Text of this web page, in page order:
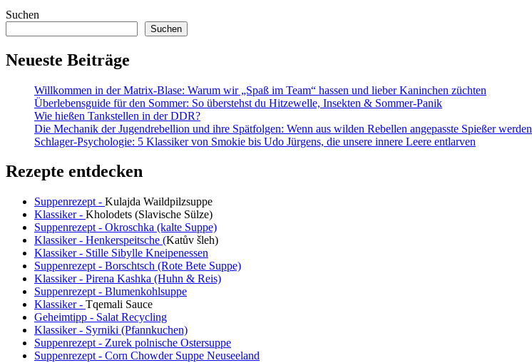
Sidebar
Suchen
Suchen
Neueste Beiträge
Willkommen in der Matrix-Blase: Warum wir „Spaß im Team“ hassen und lieber Kaninchen züchten
Überlebensguide für den Sommer: So überstehst du Hitzewelle, Insekten & Sommer-Panik
Wie hießen Tankstellen in der DDR?
Die Mechanik der Jugendrebellion und ihre Spätfolgen: Wenn aus wilden Rebellen angepasste Spießer werden
Schlager-Psychologie: 5 Klassiker von Smokie bis Udo Jürgens, die unsere innere Leere entlarven
Rezepte entdecken
Suppenrezept - Kulajda Waildpilzsuppe
Klassiker - Kholodets (Slavische Sülze)
Suppenrezept - Okroschka (kalte Suppe)
Klassiker - Henkerspeitsche (Katův šleh)
Klassiker - Stille Sibylle Kneipenessen
Suppenrezept - Borschtsch (Rote Bete Suppe)
Klassiker - Pirena Kashka (Huhn & Reis)
Suppenrezept - Blumenkohlsuppe
Klassiker - Tqemali Sauce
Geheimtipp - Salat Recycling
Klassiker - Syrniki (Pfannkuchen)
Suppenrezept - Zurek polnische Ostersuppe
Suppenrezept - Corn Chowder Suppe Neuseeland